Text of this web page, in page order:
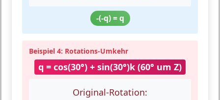
-(-q) = q
Beispiel 4: Rotations-Umkehr
q = cos(30°) + sin(30°)k (60° um Z)
Original-Rotation: